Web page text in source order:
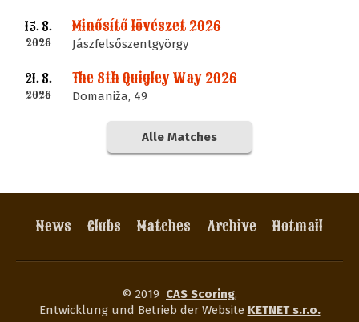
15. 8.
2026
Minősítő lövészet 2026
Jászfelsőszentgyörgy
21. 8.
2026
The 8th Quigley Way 2026
Domaniža, 49
Alle Matches
News Clubs Matches Archive Hotmail
© 2019 CAS Scoring,
Entwicklung und Betrieb der Website KETNET s.r.o.